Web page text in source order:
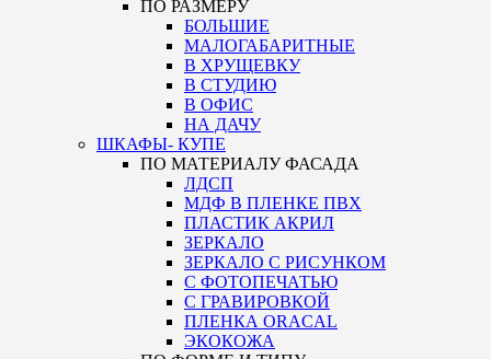
ПО РАЗМЕРУ
БОЛЬШИЕ
МАЛОГАБАРИТНЫЕ
В ХРУЩЕВКУ
В СТУДИЮ
В ОФИС
НА ДАЧУ
ШКАФЫ- КУПЕ
ПО МАТЕРИАЛУ ФАСАДА
ЛДСП
МДФ В ПЛЕНКЕ ПВХ
ПЛАСТИК АКРИЛ
ЗЕРКАЛО
ЗЕРКАЛО С РИСУНКОМ
С ФОТОПЕЧАТЬЮ
С ГРАВИРОВКОЙ
ПЛЕНКА ORACAL
ЭКОКОЖА